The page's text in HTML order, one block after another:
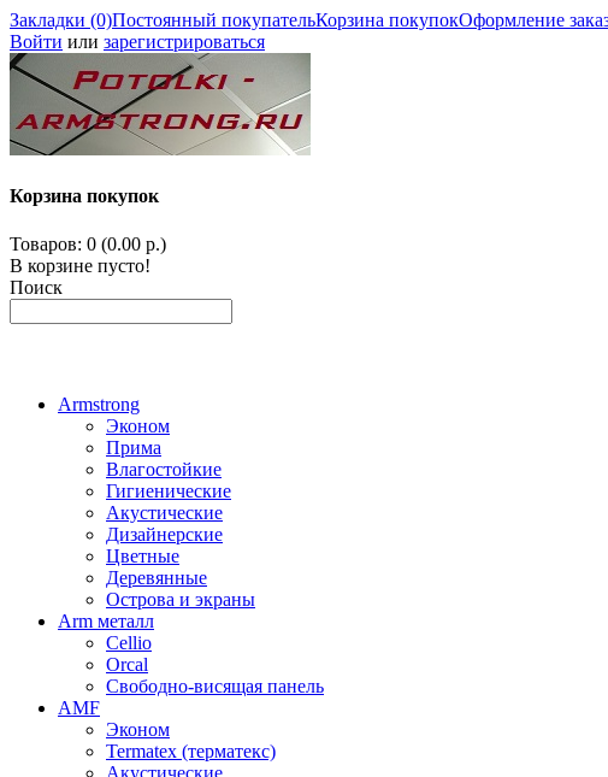
Закладки (0)Постоянный покупательКорзина покупокОформление
Войти или зарегистрироваться
Корзина покупок
Товаров: 0 (0.00 р.)
В корзине пусто!
Поиск
Armstrong
Эконом
Прима
Влагостойкие
Гигиенические
Акустические
Дизайнерские
Цветные
Деревянные
Острова и экраны
Arm металл
Cellio
Orcal
Свободно-висящая панель
AMF
Эконом
Termatex (терматекс)
Акустические